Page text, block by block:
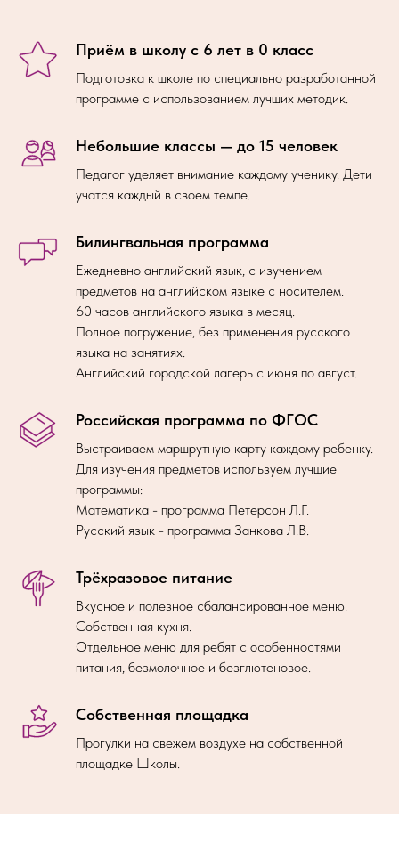
Приём в школу с 6 лет в 0 класс
Подготовка к школе по специально разработанной
программе с использованием лучших методик.
Небольшие классы — до 15 человек
Педагог уделяет внимание каждому ученику. Дети
учатся каждый в своем темпе.
Билингвальная программа
Ежедневно английский язык, с изучением
предметов на английском языке с носителем.
60 часов английского языка в месяц.
Полное погружение, без применения русского
языка на занятиях.
Английский городской лагерь с июня по август.
Российская программа по ФГОС
Выстраиваем маршрутную карту каждому ребенку.
Для изучения предметов используем лучшие
программы:
Математика - программа Петерсон Л.Г.
Русский язык - программа Занкова Л.В.
Трёхразовое питание
Вкусное и полезное сбалансированное меню.
Собственная кухня.
Отдельное меню для ребят с особенностями
питания, безмолочное и безглютеновое.
Собственная площадка
Прогулки на свежем воздухе на собственной
площадке Школы.